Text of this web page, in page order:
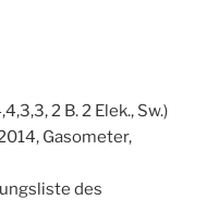
2 B. 2 Elek., Sw.)
Gasometer,
des